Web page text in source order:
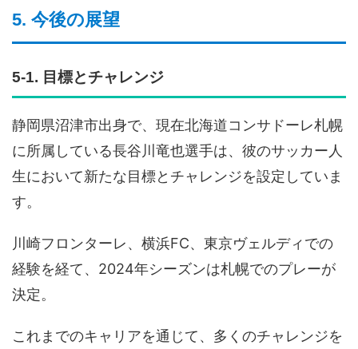
5. 今後の展望
5-1. 目標とチャレンジ
静岡県沼津市出身で、現在北海道コンサドーレ札幌
に所属している長谷川竜也選手は、彼のサッカー人
生において新たな目標とチャレンジを設定していま
す。
川崎フロンターレ、横浜FC、東京ヴェルディでの
経験を経て、2024年シーズンは札幌でのプレーが
決定。
これまでのキャリアを通じて、多くのチャレンジを